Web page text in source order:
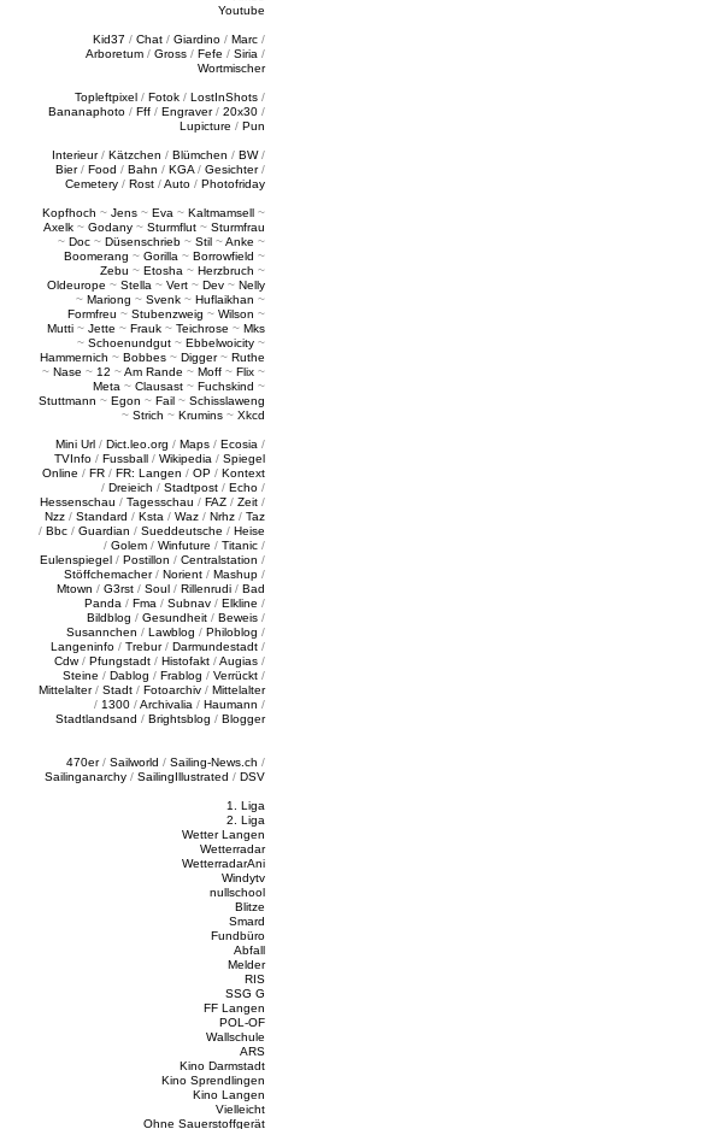
Youtube
Kid37 / Chat / Giardino / Marc /
Arboretum / Gross / Fefe / Siria /
Wortmischer
Topleftpixel / Fotok / LostInShots /
Bananaphoto / Fff / Engraver/ 20x30 /
Lupicture / Pun
Interieur/ Kätzchen / Blümchen / BW/
Bier/ Food / Bahn / KGA / Gesichter/
Cemetery / Rost /Auto / Photofriday
Kopfhoch ~ Jens ~ Eva ~ Kaltmamsell ~
Axelk ~ Godany ~ Sturmflut ~ Sturmfrau
~ Doc ~ Düsenschrieb ~ Stil ~Anke ~
Boomerang ~ Gorilla ~ Borrowfield ~
Zebu ~ Etosha ~ Herzbruch ~
Oldeurope ~ Stella ~ Vert ~ Dev ~ Nelly
~ Mariong ~ Svenk ~ Huflaikhan ~
Formfreu ~ Stubenzweig ~ Wilson ~
Mutti ~ Jette ~ Frauk ~ Teichrose ~ Mks
~ Schoenundgut ~ Ebbelwoicity ~
Hammernich ~ Bobbes ~ Digger~ Ruthe
~ Nase ~ 12 ~Am Rande ~ Moff ~ Flix ~
Meta ~ Clausast ~ Fuchskind ~
Stuttmann ~ Egon ~ Fail ~ Schisslaweng
~ Strich ~ Krumins ~ Xkcd
Mini Url / Dict.leo.org / Maps / Ecosia /
TVInfo / Fussball / Wikipedia / Spiegel
Online / FR / FR: Langen / OP / Kontext
/ Dreieich / Stadtpost / Echo /
Hessenschau / Tagesschau / FAZ / Zeit /
Nzz / Standard / Ksta / Waz / Nrhz / Taz
/ Bbc / Guardian / Sueddeutsche / Heise
/ Golem / Winfuture / Titanic /
Eulenspiegel / Postillon / Centralstation /
Stöffchemacher/ Norient / Mashup /
Mtown / G3rst / Soul / Rillenrudi / Bad
Panda / Fma / Subnav / Elkline /
Bildblog / Gesundheit / Beweis /
Susannchen / Lawblog / Philoblog /
Langeninfo / Trebur/ Darmundestadt /
Cdw/ Pfungstadt / Histofakt /Augias /
Steine / Dablog / Frablog / Verrückt /
Mittelalter/ Stadt / Fotoarchiv / Mittelalter
/ 1300 /Archivalia / Haumann /
Stadtlandsand / Brightsblog / Blogger
470er/ Sailworld / Sailing-News.ch /
Sailinganarchy / SailingIllustrated / DSV
1. Liga
2. Liga
Wetter Langen
Wetterradar
WetterradarAni
Windytv
nullschool
Blitze
Smard
Fundbüro
Abfall
Melder
RIS
SSG G
FF Langen
POL-OF
Wallschule
ARS
Kino Darmstadt
Kino Sprendlingen
Kino Langen
Vielleicht
Ohne Sauerstoffgerät